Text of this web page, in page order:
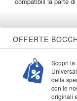
OFFERTE
Scopri la
della
con le
originali